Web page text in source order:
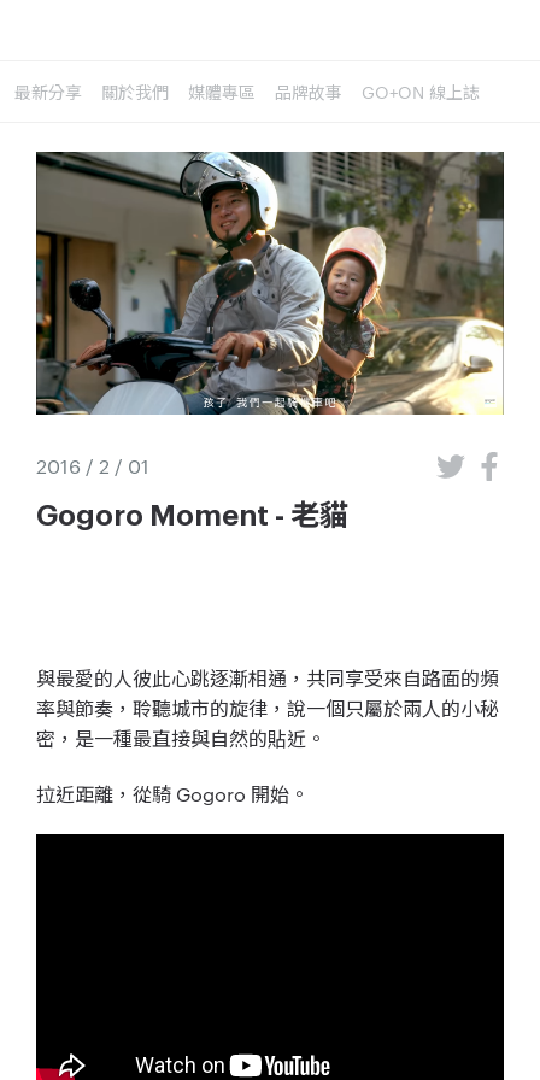
最新分享 關於我們 媒體專區 品牌故事 GO+ON 線上誌
2016 / 2 / 01
Gogoro Moment - 老貓
與最愛的人彼此心跳逐漸相通，共同享受來自路面的頻
率與節奏，聆聽城市的旋律，說一個­只屬於兩人的小秘
密，是一種最直接與自然的貼近。
拉近距離，從騎 Gogoro 開始。